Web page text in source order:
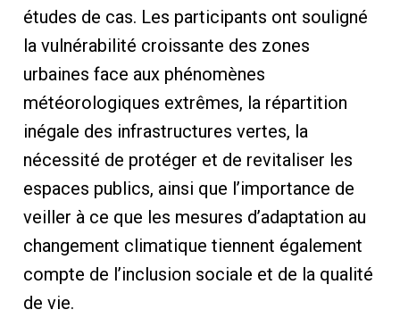
études de cas. Les participants ont souligné
la vulnérabilité croissante des zones
urbaines face aux phénomènes
météorologiques extrêmes, la répartition
inégale des infrastructures vertes, la
nécessité de protéger et de revitaliser les
espaces publics, ainsi que l’importance de
veiller à ce que les mesures d’adaptation au
changement climatique tiennent également
compte de l’inclusion sociale et de la qualité
de vie.